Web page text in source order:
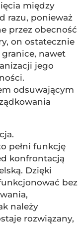
między
razu, ponieważ
przez obecność
on ostatecznie
nawet
jego
odsuwającym
pełni funkcję
konfrontacją
Dzięki
bez
należy
rozwiązany,